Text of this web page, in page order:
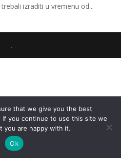
izraditi u vremenu od...
.
that we give you the best
you continue to use this site we
you are happy with it.
Ok